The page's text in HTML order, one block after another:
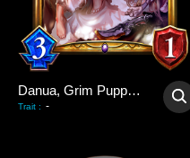
Danua, Grim Puppetmaster
Trait : -